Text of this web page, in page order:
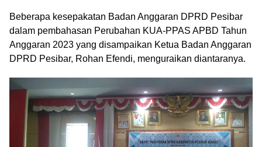
Beberapa kesepakatan Badan Anggaran DPRD Pesibar
dalam pembahasan Perubahan KUA-PPAS APBD Tahun
Anggaran 2023 yang disampaikan Ketua Badan Anggaran
DPRD Pesibar, Rohan Efendi, menguraikan diantaranya.